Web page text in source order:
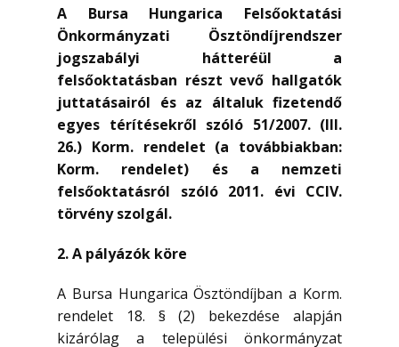
A Bursa Hungarica Felsőoktatási
Önkormányzati Ösztöndíjrendszer
jogszabályi hátteréül a
felsőoktatásban részt vevő hallgatók
juttatásairól és az általuk fizetendő
egyes térítésekről szóló 51/2007. (III.
26.) Korm. rendelet (a továbbiakban:
Korm. rendelet)
és a nemzeti
felsőoktatásról szóló 2011. évi CCIV.
törvény szolgál.
2. A pályázók köre
A Bursa Hungarica Ösztöndíjban a Korm.
rendelet 18. § (2) bekezdése alapján
kizárólag a települési önkormányzat